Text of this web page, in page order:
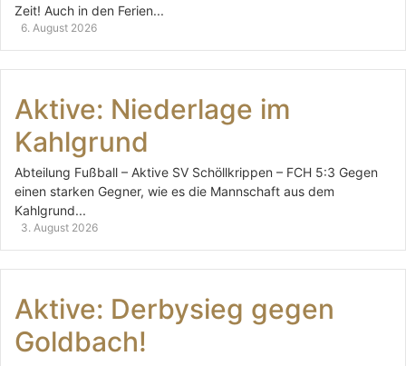
Zeit! Auch in den Ferien...
6. August 2026
Aktive: Niederlage im
Kahlgrund
Abteilung Fußball – Aktive SV Schöllkrippen – FCH 5:3 Gegen
einen starken Gegner, wie es die Mannschaft aus dem
Kahlgrund...
3. August 2026
Aktive: Derbysieg gegen
Goldbach!